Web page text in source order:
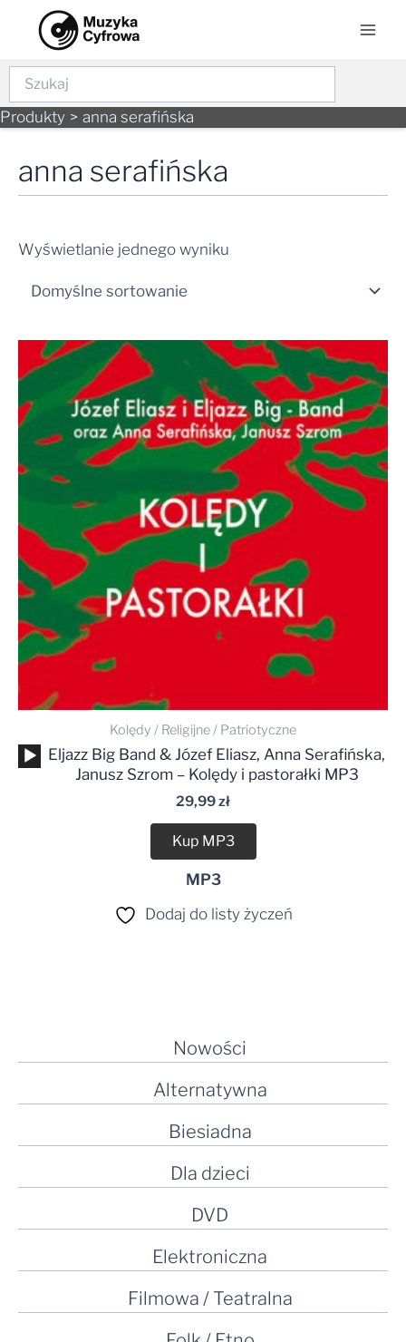
content
Szukaj
Produkty anna serafińska
Nowości
Alternatywna
Biesiadna
Dla dzieci
DVD
Elektroniczna
Filmowa / Teatralna
anna serafińska
Wyświetlanie jednego wyniku
Kolędy / Religijne / Patriotyczne
Odtwarzacz
plików
dźwiękowych
Eljazz Big Band & Józef Eliasz, Anna Serafińska,
Janusz Szrom – Kolędy i pastorałki MP3
29,99zł
Kup MP3
MP3
Dodaj do listy życzeń